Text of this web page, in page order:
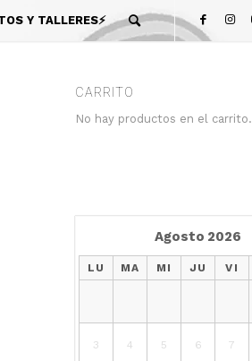
Y TALLERES⚡
CARRITO
No hay productos en el carrito.
Agosto 2026
LU MA MI JU VI
3 4 5 6 7